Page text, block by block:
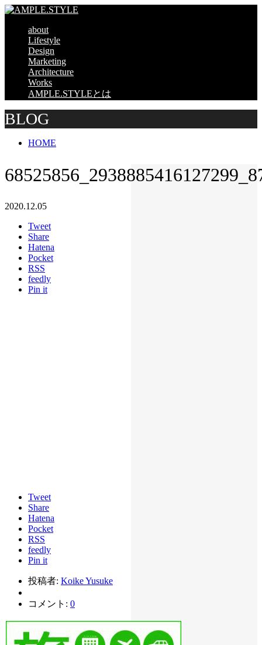
about
Lifestyle
Design
Marketing
Architecture
Works
AMPLE.STYLEとは
BLOG
HOME
2020.12.05
Tweet
Share
Hatena
Pocket
RSS
feedly
Pin it
Tweet
Share
Hatena
Pocket
RSS
feedly
Pin it
投稿者: Koike Yusuke
コメント: 0